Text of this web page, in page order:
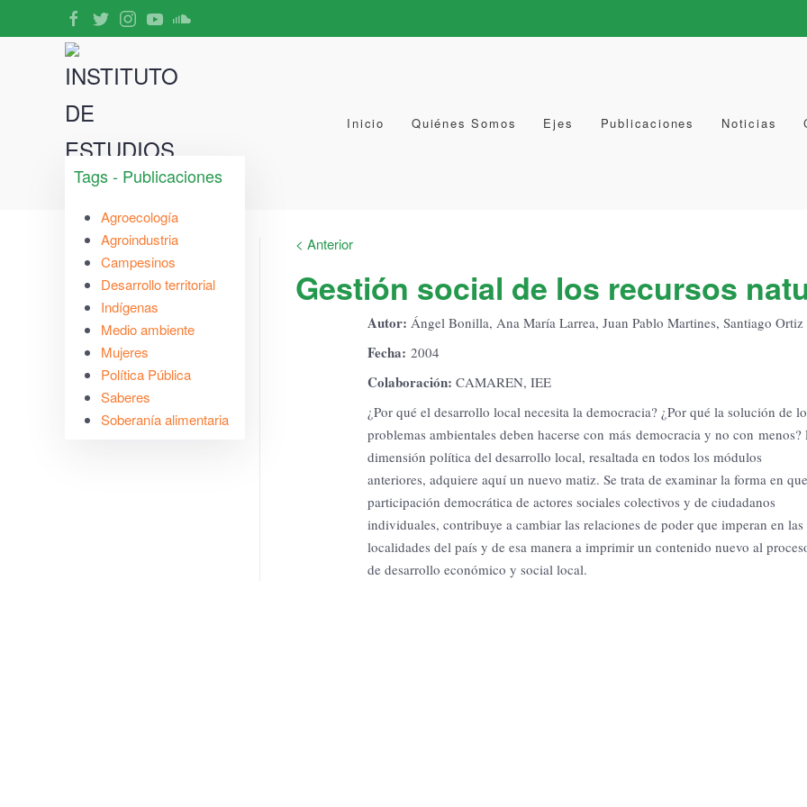
Inicio Quiénes Somos Ejes Publicaciones Noticias
< Anterior
Gestión social de los recursos
Autor: Ángel Bonilla, Ana María Larrea, Juan Pablo Martines, Santiago Ortiz
Fecha: 2004
Colaboración: CAMAREN, IEE
¿Por qué el desarrollo local necesita la democracia? ¿Por qué la solución de
problemas ambientales deben hacerse con más democracia y no con menos?
dimensión política del desarrollo local, resaltada en todos los módulos
anteriores, adquiere aquí un nuevo matiz. Se trata de examinar la forma en
participación democrática de actores sociales colectivos y de ciudadanos
individuales, contribuye a cambiar las relaciones de poder que imperan en las
localidades del país y de esa manera a imprimir un contenido nuevo al
de desarrollo económico y social local.
Tags - Publicaciones
Agroecología
Agroindustria
Campesinos
Desarrollo territorial
Indígenas
Medio ambiente
Mujeres
Política Pública
Saberes
Soberanía alimentaria